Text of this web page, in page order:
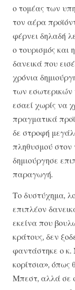
ο τομέας των
τον αέρα
φέρνει δηλαδή
ο τουρισμός
δανεικά που
χρόνια
των εσωτερικών
εσαεί χωρίς να
πραγματικά
δε στροφή
πληθυσμού
δημιούργησε
παραγωγή.
Το δυστύχημα,
επιπλέον
εκείνα που
κράτους, δεν
φαντάστηκε ο κ.
κορίτσια», όπως
Μπεστ, αλλά σε